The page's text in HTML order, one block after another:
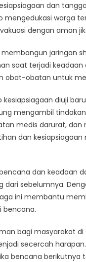
dan
mengedukasi
dengan aman
membangun
saat terjadi
obat-obatan untuk
diuji
mengambil
medis darurat,
dan
dan keadaan
dari sebelumnya.
ini membantu
bencana.
bagi masyarakat di
secercah
bencana berikutnya